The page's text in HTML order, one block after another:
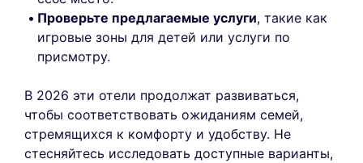
Проверьте предлагаемые услуги, такие как
игровые зоны для детей или услуги по
присмотру.
В 2026 эти отели продолжат развиваться,
чтобы соответствовать ожиданиям семей,
стремящихся к комфорту и удобству. Не
стесняйтесь исследовать доступные варианты,